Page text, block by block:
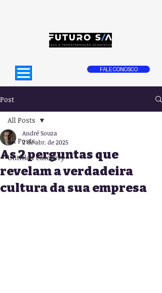
FALE CONOSCO
Post
All Posts
Untitled Category
All Posts
As 2 perguntas que
revelam a verdadeira
cultura da sua empresa
André Souza
2 de abr. de 2025